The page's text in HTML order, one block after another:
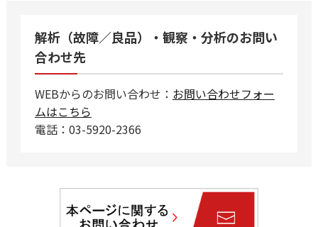
解析（故障／良品）・観察・分析のお問い
合わせ先
WEBからのお問い合わせ： お問い合わせフォー
ムはこちら
電話：03-5920-2366